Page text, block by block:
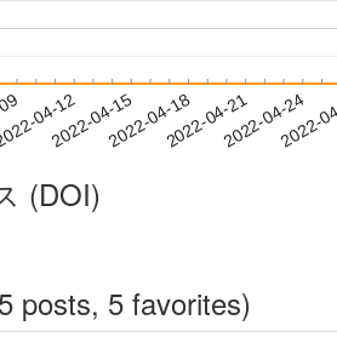
04-12
2022-04-152022-04-182022-04-212022-04-24
2022-
(DOI)
posts, 5 favorites)